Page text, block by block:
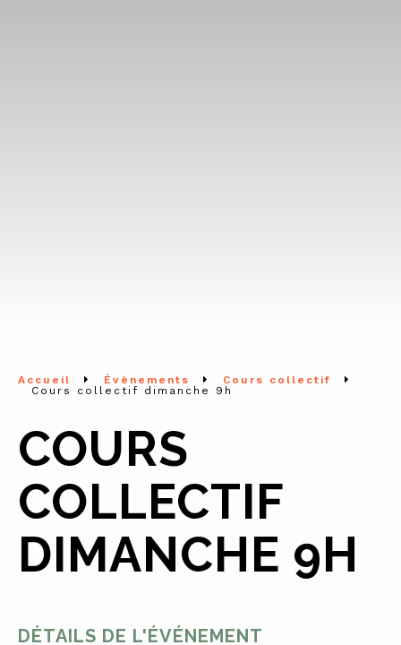
Accueil Évènements
Cours collectif
Cours collectif dimanche 9h
COURS
COLLECTIF
DIMANCHE 9H
DÉTAILS DE L'ÉVÉNEMENT